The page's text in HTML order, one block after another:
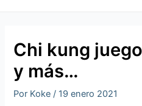
Chi kung
y más…
Por Koke / 19 enero 2021